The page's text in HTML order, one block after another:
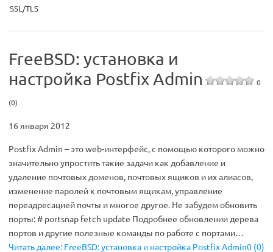
SSL/TLS
FreeBSD: установка и
настройка Postfix Admin
0
(0)
16 января 2012
Postfix Admin – это web-интерфейс, с помощью которого можно
значительно упростить такие задачи как добавление и
удаление почтовых доменов, почтовых ящиков и их алиасов,
изменение паролей к почтовым ящикам, управление
переадресацией почты и многое другое. Не забудем обновить
порты: # portsnap fetch update Подробнее обновлении дерева
портов и другие полезные команды по работе с портами…
Читать далее: FreeBSD: установка и настройка Postfix Admin0 (0)